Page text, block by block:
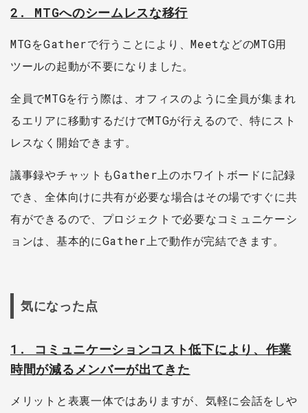
2. MTGへのシームレスな移行
MTGをGatherで行うことにより、MeetなどのMTG用
ツールの起動が不要になりました。
全員でMTGを行う際は、オフィスのように全員が集まれ
るエリアに移動するだけでMTGが行えるので、特にスト
レスなく開始できます。
議事録やチャットもGather上のホワイトボードに記録
でき、全体向けに共有が必要な場合はその場ですぐに共
有ができるので、プロジェクトで必要なコミュニケーシ
ョンは、基本的にGather上で動作が完結できます。
気になった点
1. コミュニケーションコスト低下により、作業
時間が減るメンバーが出てきた
メリットと表裏一体ではありますが、気軽に会話をしや